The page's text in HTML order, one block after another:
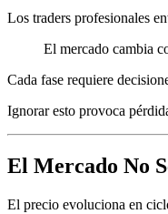
Los traders profesionales
El mercado cambia
Cada fase requiere
Ignorar esto provoca
El Mercado No
El precio evoluciona en